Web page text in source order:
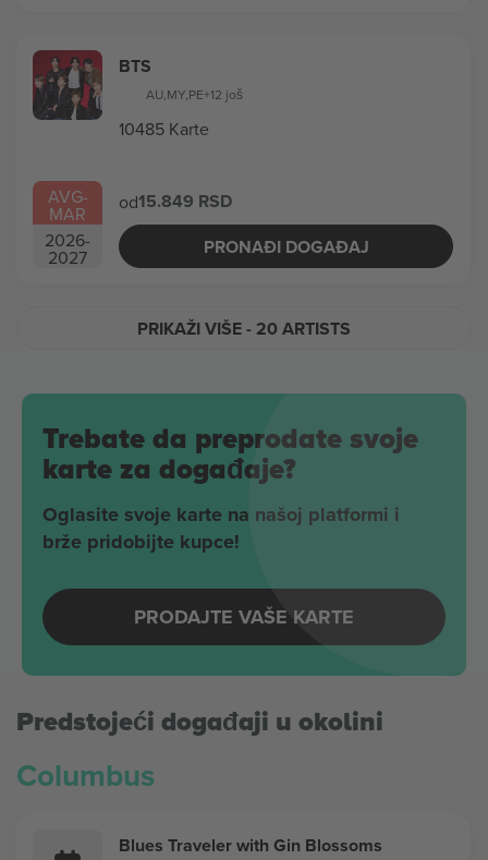
AVG-
MAR
2026-
2027
BTS
AU,MY,PE+12 još
10485 Karte
od15.849 RSD
PRONAĐI DOGAĐAJ
PRIKAŽI VIŠE- 20 ARTISTS
Trebate da preprodate svoje
karte za događaje?
Oglasite svoje karte na našoj platformi i
brže pridobijte kupce!
PRODAJTE VAŠE KARTE
Predstojeći događaji u okolini
Columbus
Blues Traveler with Gin Blossoms